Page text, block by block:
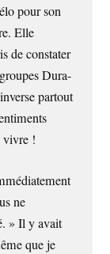
pour son
Elle
de constater
Dura-
partout
vivre !
ne
» Il y avait
que je